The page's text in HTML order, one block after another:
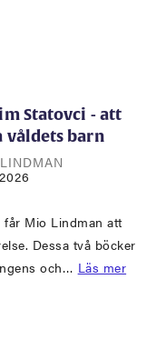
Statovci - att
våldets barn
får Mio Lindman att
Dessa två böcker
och… Läs mer